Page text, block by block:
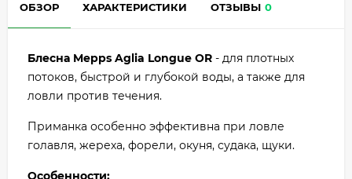
ОБЗОР ХАРАКТЕРИСТИКИ ОТЗЫВЫ 0
Блесна Mepps Aglia Longue OR - для плотных
потоков, быстрой и глубокой воды, а также для
ловли против течения.
Приманка особенно эффективна при ловле
голавля, жереха, форели, окуня, судака, щуки.
Особенности: